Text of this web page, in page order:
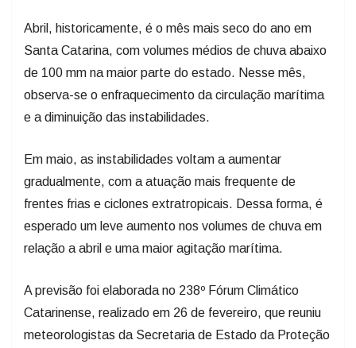
Abril, historicamente, é o mês mais seco do ano em
Santa Catarina, com volumes médios de chuva abaixo
de 100 mm na maior parte do estado. Nesse mês,
observa-se o enfraquecimento da circulação marítima
e a diminuição das instabilidades.
Em maio, as instabilidades voltam a aumentar
gradualmente, com a atuação mais frequente de
frentes frias e ciclones extratropicais. Dessa forma, é
esperado um leve aumento nos volumes de chuva em
relação a abril e uma maior agitação marítima.
A previsão foi elaborada no 238º Fórum Climático
Catarinense, realizado em 26 de fevereiro, que reuniu
meteorologistas da Secretaria de Estado da Proteção